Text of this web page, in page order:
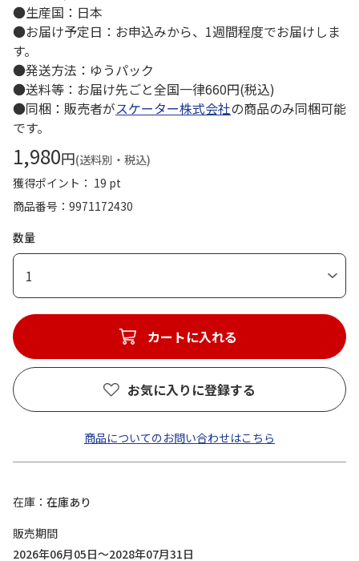
●生産国：日本
●お届け予定日：お申込みから、1週間程度でお届けしま
す。
●発送方法：ゆうパック
●送料等：お届け先ごと全国一律660円(税込)
●同梱：販売者がスケーター株式会社の商品のみ同梱可能
です。
1,980円(送料別・税込)
獲得ポイント： 19 pt
商品番号
9971172430
数量
1
カートに入れる
お気に入りに登録する
商品についてのお問い合わせはこちら
在庫
在庫あり
販売期間
2026年06月05日～2028年07月31日